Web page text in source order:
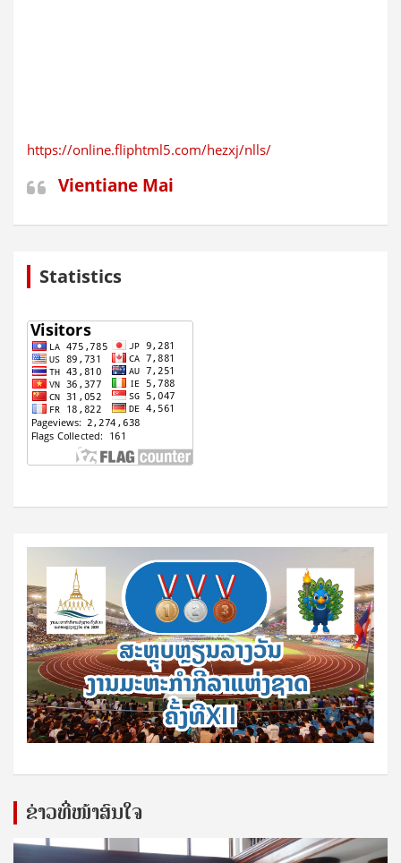
https://online.fliphtml5.com/hezxj/nlls/
Vientiane Mai
Statistics
ຂ່າວທີ່ໜ້າສົນໃຈ